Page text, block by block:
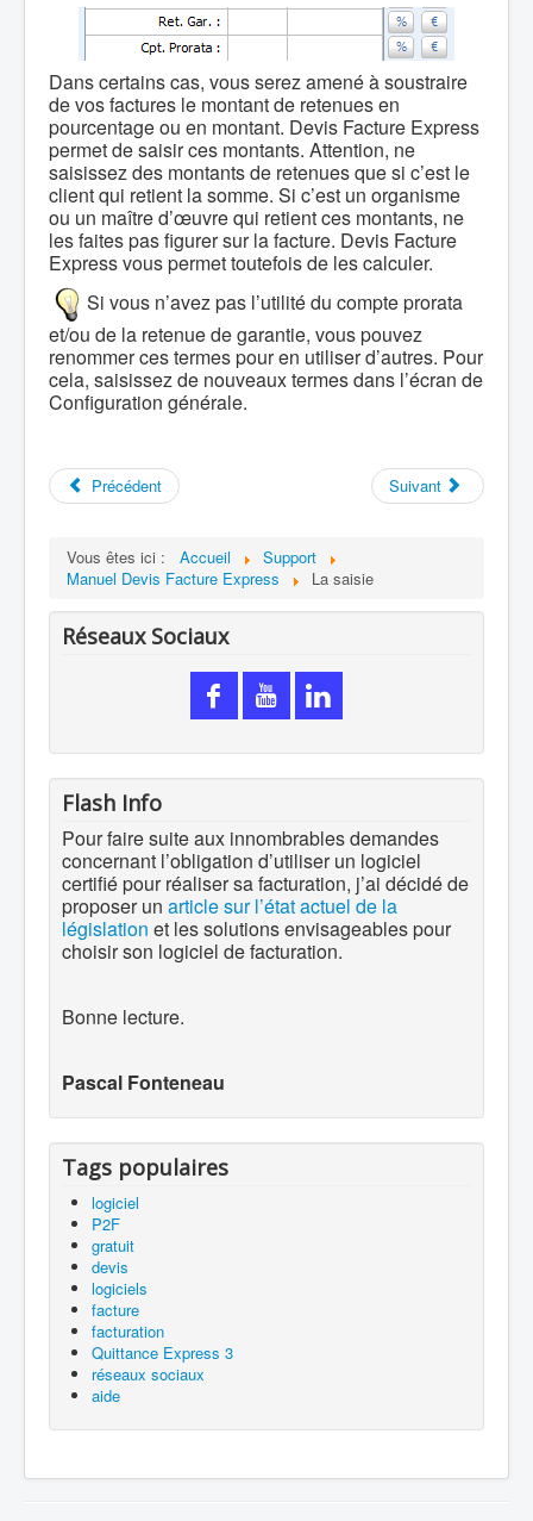
Dans certains cas, vous serez amené à soustraire
de vos factures le montant de retenues en
pourcentage ou en montant. Devis Facture Express
permet de saisir ces montants. Attention, ne
saisissez des montants de retenues que si c’est le
client qui retient la somme. Si c’est un organisme
ou un maître d’œuvre qui retient ces montants, ne
les faites pas figurer sur la facture. Devis Facture
Express vous permet toutefois de les calculer.
Si vous n’avez pas l’utilité du compte prorata
et/ou de la retenue de garantie, vous pouvez
renommer ces termes pour en utiliser d’autres. Pour
cela, saisissez de nouveaux termes dans l’écran de
Configuration générale.
Précédent Suivant
Vous êtes ici : Accueil
Support
Manuel Devis Facture Express
La saisie
Réseaux Sociaux
Flash Info
Pour faire suite aux innombrables demandes
concernant l’obligation d’utiliser un logiciel
certifié pour réaliser sa facturation, j’ai décidé de
proposer un article sur l’état actuel de la
législation et les solutions envisageables pour
choisir son logiciel de facturation.
Bonne lecture.
Pascal Fonteneau
Tags populaires
logiciel
P2F
gratuit
devis
logiciels
facture
facturation
Quittance Express 3
réseaux sociaux
aide